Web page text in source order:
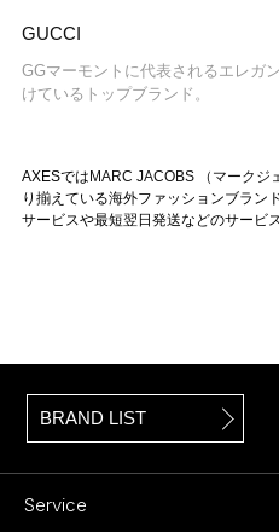
GUCCI
GGマーモントに代表されるエレガ
けているトップブランド。
AXESでは MARC JACOBS （マークジ
り揃えている海外ファッションブラン
サービスや最短翌日発送などのサービ
BRAND LIST
Service